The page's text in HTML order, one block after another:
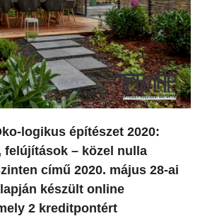
logikus építészet 2020:
felújítások – közel nulla
című 2020. május 28-ai
készült online
2 kreditpontért